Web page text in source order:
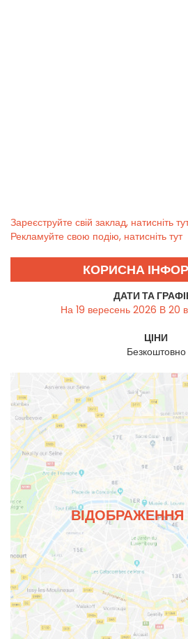
Зареєструйте свій заклад, натисніть
Рекламуйте свою подію, натисніть тут
КОРИСНА
ДАТИ ТА
На 19 вересень 2026 В 20
ЦІНИ
Безкоштовно
ВІДОБРАЖЕННЯ